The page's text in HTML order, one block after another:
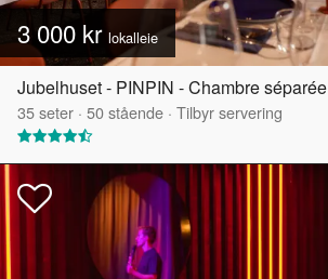
3 000 kr lokalleie
Jubelhuset - PINPIN - Chambre séparée
35seter · 50stående · Tilbyr servering